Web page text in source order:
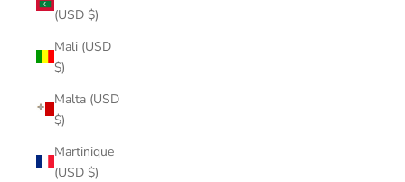
(USD $)
Mali (USD
$)
Malta (USD
$)
Martinique
(USD $)